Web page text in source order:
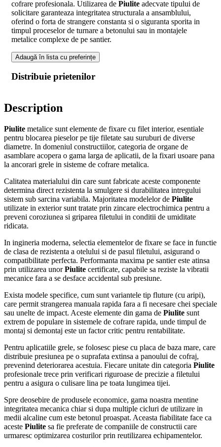
cofrare profesionala. Utilizarea de Piulite adecvate tipului de
solicitare garanteaza integritatea structurala a ansamblului,
oferind o forta de strangere constanta si o siguranta sporita in
timpul proceselor de turnare a betonului sau in montajele
metalice complexe de pe santier.
Adaugă în lista cu preferințe
Distribuie prietenilor
Description
Piulite metalice sunt elemente de fixare cu filet interior, esentiale
pentru blocarea pieselor pe tije filetate sau suruburi de diverse
diametre. In domeniul constructiilor, categoria de organe de
asamblare acopera o gama larga de aplicatii, de la fixari usoare pana
la ancorari grele in sisteme de cofrare metalica.
Calitatea materialului din care sunt fabricate aceste componente
determina direct rezistenta la smulgere si durabilitatea intregului
sistem sub sarcina variabila. Majoritatea modelelor de Piulite
utilizate in exterior sunt tratate prin zincare electrochimica pentru a
preveni coroziunea si griparea filetului in conditii de umiditate
ridicata.
In ingineria moderna, selectia elementelor de fixare se face in functie
de clasa de rezistenta a otelului si de pasul filetului, asigurand o
compatibilitate perfecta. Performanta maxima pe santier este atinsa
prin utilizarea unorPiulite certificate, capabile sa reziste la vibratii
mecanice fara a se desface accidental sub presiune.
Exista modele specifice, cum sunt variantele tip fluture (cu aripi),
care permit strangerea manuala rapida fara a fi necesare chei speciale
sau unelte de impact. Aceste elemente din gama de Piulite sunt
extrem de populare in sistemele de cofrare rapida, unde timpul de
montaj si demontaj este un factor critic pentru rentabilitate.
Pentru aplicatiile grele, se folosesc piese cu placa de baza mare, care
distribuie presiunea pe o suprafata extinsa a panoului de cofraj,
prevenind deteriorarea acestuia. Fiecare unitate din categoria Piulite
profesionale trece prin verificari riguroase de precizie a filetului
pentru a asigura o culisare lina pe toata lungimea tijei.
Spre deosebire de produsele economice, gama noastra mentine
integritatea mecanica chiar si dupa multiple cicluri de utilizare in
medii alcaline cum este betonul proaspat. Aceasta fiabilitate face ca
aceste Piulite sa fie preferate de companiile de constructii care
urmaresc optimizarea costurilor prin reutilizarea echipamentelor.